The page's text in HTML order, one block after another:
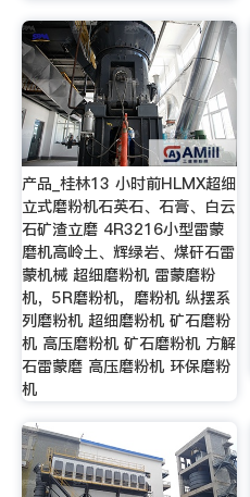
产品_桂林13 小时前HLMX超细
立式磨粉机石英石、石膏、白云
石矿渣立磨 4R3216小型雷蒙
磨机高岭土、辉绿岩、煤矸石雷
蒙机械 超细磨粉机 雷蒙磨粉
机，5R磨粉机，磨粉机 纵摆系
列磨粉机 超细磨粉机 矿石磨粉
机 高压磨粉机 矿石磨粉机 方解
石雷蒙磨 高压磨粉机 环保磨粉
机